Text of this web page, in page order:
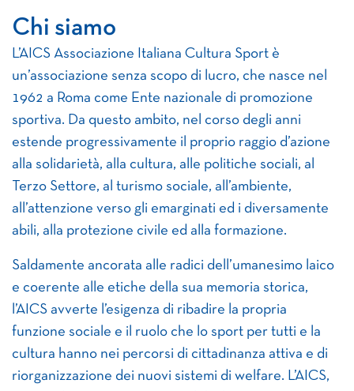
Chi siamo
L’AICS Associazione Italiana Cultura Sport è
un’associazione senza scopo di lucro, che nasce nel
1962 a Roma come Ente nazionale di promozione
sportiva. Da questo ambito, nel corso degli anni
estende progressivamente il proprio raggio d’azione
alla solidarietà, alla cultura, alle politiche sociali, al
Terzo Settore, al turismo sociale, all’ambiente,
all’attenzione verso gli emarginati ed i diversamente
abili, alla protezione civile ed alla formazione.
Saldamente ancorata alle radici dell’umanesimo laico
e coerente alle etiche della sua memoria storica,
l’AICS avverte l’esigenza di ribadire la propria
funzione sociale e il ruolo che lo sport per tutti e la
cultura hanno nei percorsi di cittadinanza attiva e di
riorganizzazione dei nuovi sistemi di welfare. L’AICS,